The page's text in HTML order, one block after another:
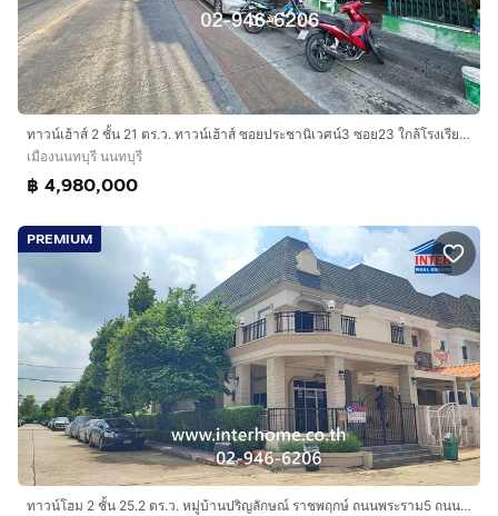
ทาวน์เฮ้าส์ 2 ชั้น 21 ตร.ว. ทาวน์เฮ้าส์ ซอยประชานิเวศน์3 ซอย23 ใกล้โรงเรียนเบญจมราชานุสรณ์ ถนนประชานิเวศ3 ถนนสามัคคี ถนนเลียบด่วนงามวงศ์วาน
เมืองนนทบุรี นนทบุรี
฿ 4,980,000
PREMIUM
ทาวน์โฮม 2 ชั้น 25.2 ตร.ว. หมู่บ้านปริญลักษณ์ ราชพฤกษ์ ถนนพระราม5 ถนนนครอินทร์ เมืองนนทบุรี นนทบุรี